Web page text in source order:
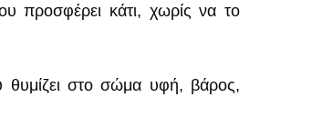
προσφέρει κάτι, χωρίς να το
θυμίζει στο σώμα υφή, βάρος,